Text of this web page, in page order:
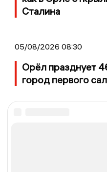
Сталина
05/08/2026 08:30
Орёл празднует
город первого